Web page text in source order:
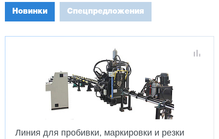
Новинки Спецпредложения
Линия для пробивки, маркировки и резки